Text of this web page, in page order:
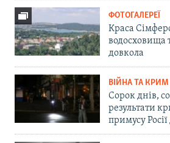
ФОТОГАЛЕРЕЇ
Краса
водосховища
довкола
ВІЙНА ТА КРИМ
Сорок днів,
результати
примусу